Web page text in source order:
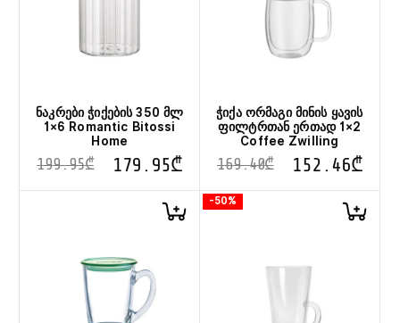
ნაკრები ჭიქების 350 მლ
1×6 Romantic Bitossi
Home
199.95₾ 179.95₾
ჭიქა ორმაგი მინის ყავის
ფილტრთან ერთად 1×2
Coffee Zwilling
169.40₾ 152.46₾
-50%